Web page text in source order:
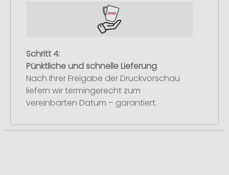
Schritt 4:
Pünktliche und schnelle Lieferung
Nach Ihrer Freigabe der Druckvorschau
liefern wir termingerecht zum
vereinbarten Datum – garantiert.